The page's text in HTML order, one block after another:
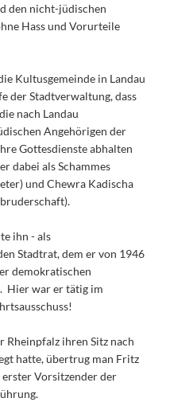
den nicht-jüdischen
Hass und Vorurteile
Kultusgemeinde in Landau
der Stadtverwaltung, dass
nach Landau
Angehörigen der
Gottesdienste abhalten
dabei als Schammes
und Chewra Kadischa
ihn - als
Stadtrat, dem er von 1946
demokratischen
Hier war er tätig im
Rheinpfalz ihren Sitz nach
hatte, übertrug man Fritz
erster Vorsitzender der